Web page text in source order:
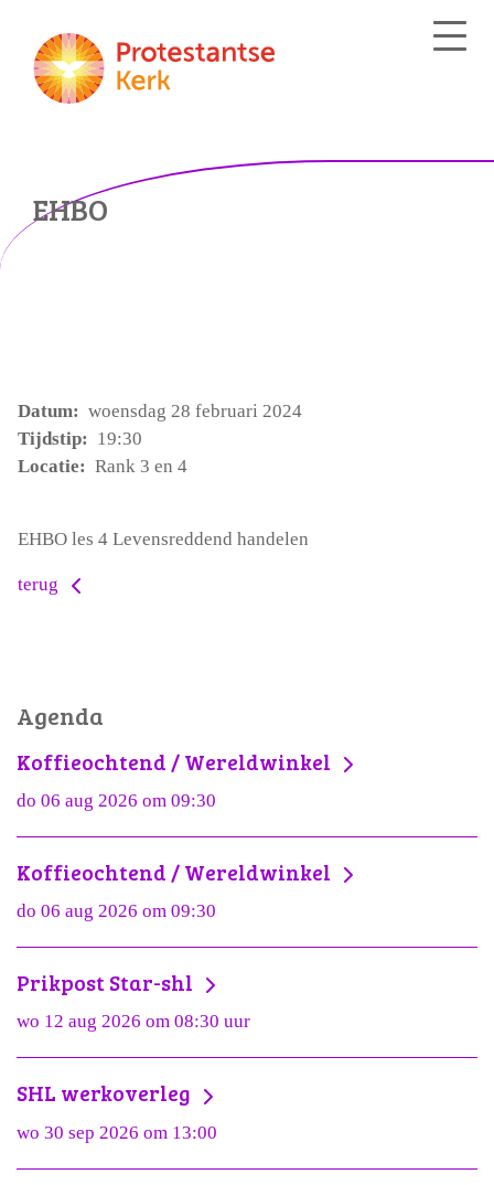
EHBO
Datum: woensdag 28 februari 2024
Tijdstip: 19:30
Locatie: Rank 3 en 4
EHBO les 4 Levensreddend handelen
terug
Agenda
Koffieochtend / Wereldwinkel
do 06 aug 2026 om 09:30
Koffieochtend / Wereldwinkel
do 06 aug 2026 om 09:30
Prikpost Star-shl
wo 12 aug 2026 om 08:30 uur
SHL werkoverleg
wo 30 sep 2026 om 13:00